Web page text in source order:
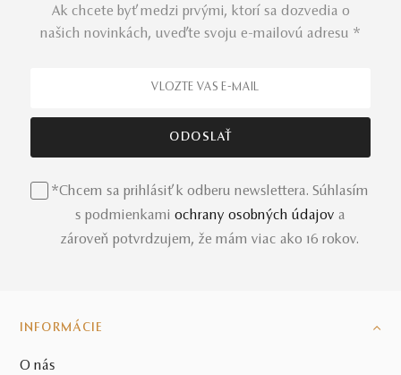
Ak chcete byť medzi prvými, ktorí sa dozvedia o
našich novinkách, uveďte svoju e-mailovú adresu *
*Chcem sa prihlásiť k odberu newslettera. Súhlasím
s podmienkami ochrany osobných údajov a
zároveň potvrdzujem, že mám viac ako 16 rokov.
INFORMÁCIE
O nás